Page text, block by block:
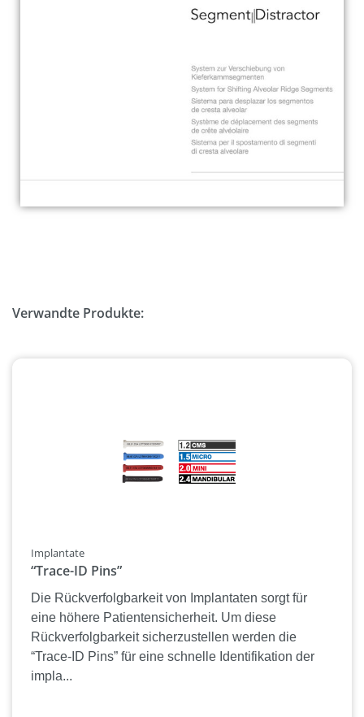
Verwandte Produkte:
Implantate
“Trace-ID Pins”
Die Rückverfolgbarkeit von Implantaten sorgt für
eine höhere Patientensicherheit. Um diese
Rückverfolgbarkeit sicherzustellen werden die
“Trace-ID Pins” für eine schnelle Identifikation der
impla...